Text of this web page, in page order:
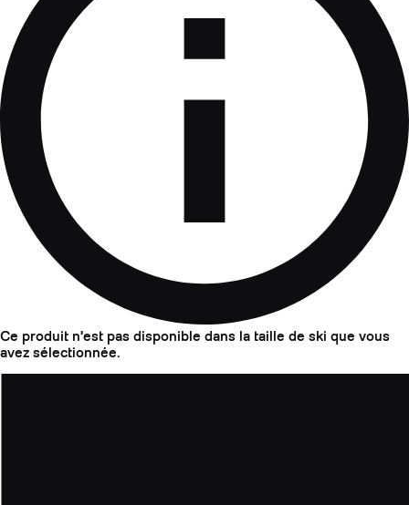
Ce produit n'est pas disponible dans la taille de ski que vous
avez sélectionnée.